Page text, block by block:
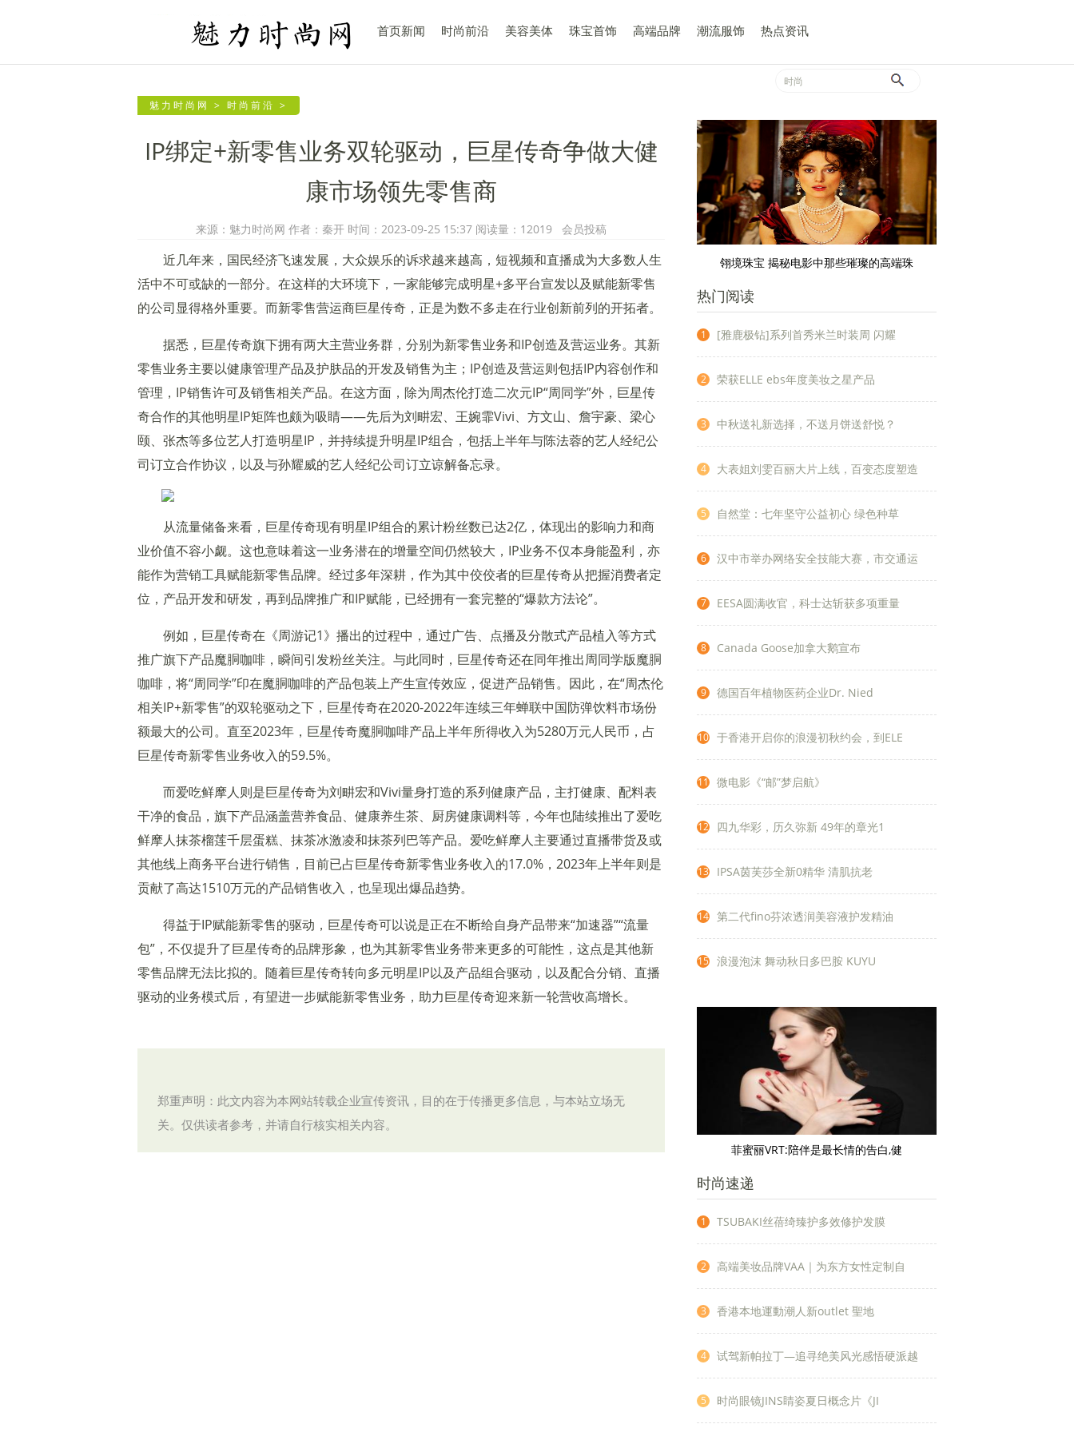
首页新闻 时尚前沿 美容美体 珠宝首饰 高端品牌 潮流服饰 热点资讯
魅力时尚网 > 时尚前沿 >
IP绑定+新零售业务双轮驱动，巨星传奇争做大健
康市场领先零售商
来源：魅力时尚网 作者：秦开 时间：2023-09-25 15:37 阅读量：12019 会员投稿
近几年来，国民经济飞速发展，大众娱乐的诉求越来越高，短视频和直播成为大多数人生
活中不可或缺的一部分。在这样的大环境下，一家能够完成明星+多平台宣发以及赋能新零售
的公司显得格外重要。而新零售营运商巨星传奇，正是为数不多走在行业创新前列的开拓者。
据悉，巨星传奇旗下拥有两大主营业务群，分别为新零售业务和IP创造及营运业务。其新
零售业务主要以健康管理产品及护肤品的开发及销售为主；IP创造及营运则包括IP内容创作和
管理，IP销售许可及销售相关产品。在这方面，除为周杰伦打造二次元IP“周同学”外，巨星传
奇合作的其他明星IP矩阵也颇为吸睛——先后为刘畊宏、王婉霏Vivi、方文山、詹宇豪、梁心
颐、张杰等多位艺人打造明星IP，并持续提升明星IP组合，包括上半年与陈法蓉的艺人经纪公
司订立合作协议，以及与孙耀威的艺人经纪公司订立谅解备忘录。
从流量储备来看，巨星传奇现有明星IP组合的累计粉丝数已达2亿，体现出的影响力和商
业价值不容小觑。这也意味着这一业务潜在的增量空间仍然较大，IP业务不仅本身能盈利，亦
能作为营销工具赋能新零售品牌。经过多年深耕，作为其中佼佼者的巨星传奇从把握消费者定
位，产品开发和研发，再到品牌推广和IP赋能，已经拥有一套完整的“爆款方法论”。
例如，巨星传奇在《周游记1》播出的过程中，通过广告、点播及分散式产品植入等方式
推广旗下产品魔胴咖啡，瞬间引发粉丝关注。与此同时，巨星传奇还在同年推出周同学版魔胴
咖啡，将“周同学”印在魔胴咖啡的产品包装上产生宣传效应，促进产品销售。因此，在“周杰伦
相关IP+新零售”的双轮驱动之下，巨星传奇在2020-2022年连续三年蝉联中国防弹饮料市场份
额最大的公司。直至2023年，巨星传奇魔胴咖啡产品上半年所得收入为5280万元人民币，占
巨星传奇新零售业务收入的59.5%。
而爱吃鲜摩人则是巨星传奇为刘畊宏和Vivi量身打造的系列健康产品，主打健康、配料表
干净的食品，旗下产品涵盖营养食品、健康养生茶、厨房健康调料等，今年也陆续推出了爱吃
鲜摩人抹茶榴莲千层蛋糕、抹茶冰激凌和抹茶列巴等产品。爱吃鲜摩人主要通过直播带货及或
其他线上商务平台进行销售，目前已占巨星传奇新零售业务收入的17.0%，2023年上半年则是
贡献了高达1510万元的产品销售收入，也呈现出爆品趋势。
得益于IP赋能新零售的驱动，巨星传奇可以说是正在不断给自身产品带来“加速器”“流量
包”，不仅提升了巨星传奇的品牌形象，也为其新零售业务带来更多的可能性，这点是其他新
零售品牌无法比拟的。随着巨星传奇转向多元明星IP以及产品组合驱动，以及配合分销、直播
驱动的业务模式后，有望进一步赋能新零售业务，助力巨星传奇迎来新一轮营收高增长。
郑重声明：此文内容为本网站转载企业宣传资讯，目的在于传播更多信息，与本站立场无
关。仅供读者参考，并请自行核实相关内容。
翎境珠宝 揭秘电影中那些璀璨的高端珠
热门阅读
1 [雅鹿极钻]系列首秀米兰时装周 闪耀
2 荣获ELLE ebs年度美妆之星产品
3 中秋送礼新选择，不送月饼送舒悦？
4 大表姐刘雯百丽大片上线，百变态度塑造
5 自然堂：七年坚守公益初心 绿色种草
6 汉中市举办网络安全技能大赛，市交通运
7 EESA圆满收官，科士达斩获多项重量
8 Canada Goose加拿大鹅宣布
9 德国百年植物医药企业Dr. Nied
10 于香港开启你的浪漫初秋约会，到ELE
11 微电影《“邮”梦启航》
12 四九华彩，历久弥新 49年的章光1
13 IPSA茵芙莎全新0精华 清肌抗老
14 第二代fino芬浓透润美容液护发精油
15 浪漫泡沫 舞动秋日多巴胺 KUYU
菲蜜丽VRT:陪伴是最长情的告白,健
时尚速递
1 TSUBAKI丝蓓绮臻护多效修护发膜
2 高端美妆品牌VAA｜为东方女性定制自
3 香港本地運動潮人新outlet 聖地
4 试驾新帕拉丁—追寻绝美风光感悟硬派越
5 时尚眼镜JINS睛姿夏日概念片《JI